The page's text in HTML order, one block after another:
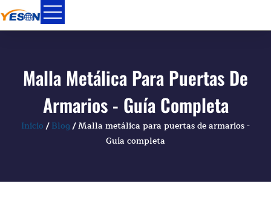
al
Malla Metálica Para Puertas De
Armarios - Guía Completa
Inicio/Blog/ Malla metálica para puertas de armarios -
Guía completa